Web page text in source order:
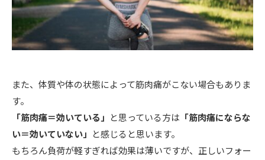
また、体質や体の状態によって筋肉痛がこない場合もありま
す。
「筋肉痛＝効いている」 と思っている方は 「筋肉痛にならな
い＝効いていない」 と感じると思います。
もちろん負荷が軽すぎれば効果は薄いですが、正しいフォー